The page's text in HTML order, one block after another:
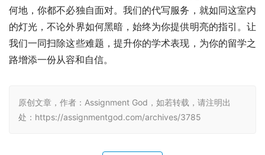
何地，你都不必独自面对。我们的代写服务，就如同这室内
的灯光，不论外界如何黑暗，始终为你提供明亮的指引。让
我们一同扫除这些难题，提升你的学术表现，为你的留学之
路增添一份从容和自信。
原创文章，作者：Assignment God，如若转载，请注明出
处：https://assignmentgod.com/archives/3785